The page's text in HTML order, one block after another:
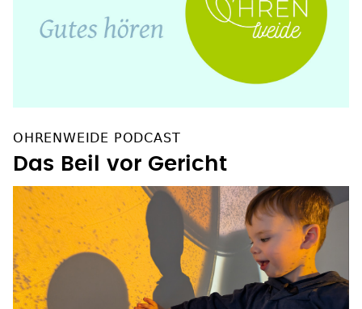
OHRENWEIDE PODCAST
Das Beil vor Gericht